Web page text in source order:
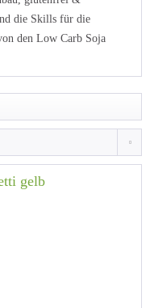
die Skills für die
den Low Carb Soja